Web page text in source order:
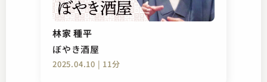
林家 種平
ぼやき酒屋
2025.04.10 | 11分